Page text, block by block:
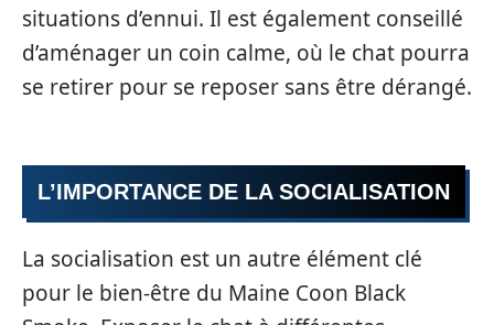
situations d’ennui. Il est également conseillé
d’aménager un coin calme, où le chat pourra
se retirer pour se reposer sans être dérangé.
L’IMPORTANCE DE LA SOCIALISATION
La socialisation est un autre élément clé
pour le bien-être du Maine Coon Black